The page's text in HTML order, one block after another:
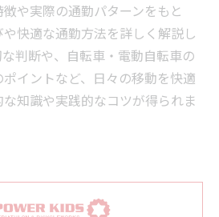
や実際の通勤パターンをもと
快適な通勤方法を詳しく解説し
判断や、自転車・電動自転車の
イントなど、日々の移動を快適
知識や実践的なコツが得られま